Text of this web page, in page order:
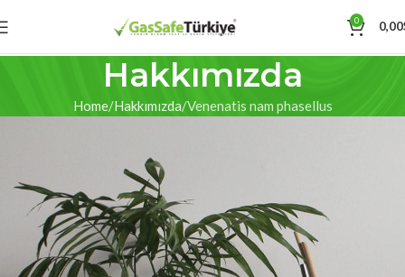
0 0,00
Hakkımızda
Home Hakkımızda Venenatis nam phasellus